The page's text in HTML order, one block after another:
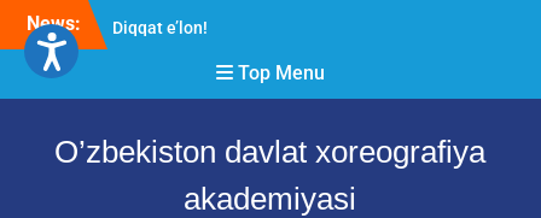
Skip
content
News:
Diqqat e’lon!
2026” tadbiri bo‘lib o‘tdi
RESPUBLIKA ILMIY-
Top Menu
O’zbekiston davlat xoreografiya
akademiyasi